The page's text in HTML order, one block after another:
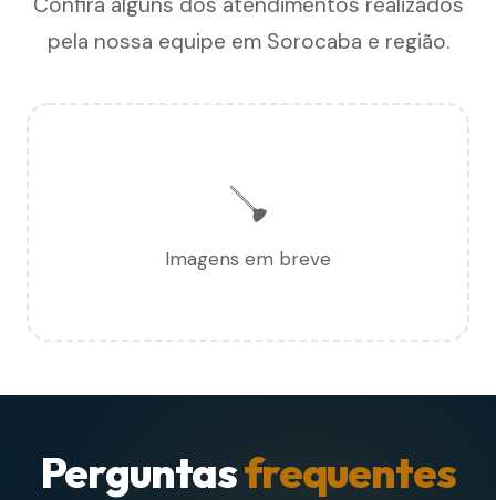
pela nossa equipe em Sorocaba e região.
🪠
Imagens em breve
Perguntasfrequentes